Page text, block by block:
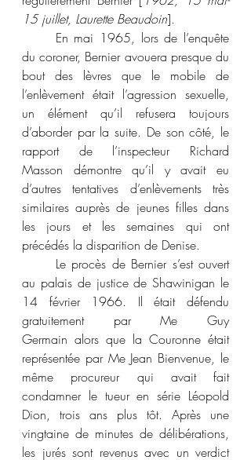
15 juillet, Laurette Beaudoin].
du coroner, Bernier avouera presque du
bout des lèvres que le mobile de
l’enlèvement était l’agression sexuelle,
un élément qu’il refusera toujours
d’aborder par la suite. De son côté, le
rapport de l’inspecteur Richard
Masson démontre qu’il y avait eu
d’autres tentatives d’enlèvements très
similaires auprès de jeunes filles dans
les jours et les semaines qui ont
précédés la disparition de Denise.
au palais de justice de Shawinigan le
14 février 1966. Il était défendu
gratuitement par Me Guy
Germain alors que la Couronne était
représentée par Me Jean Bienvenue, le
même procureur qui avait fait
condamner le tueur en série Léopold
Dion, trois ans plus tôt. Après une
vingtaine de minutes de délibérations,
les jurés sont revenus avec un verdict